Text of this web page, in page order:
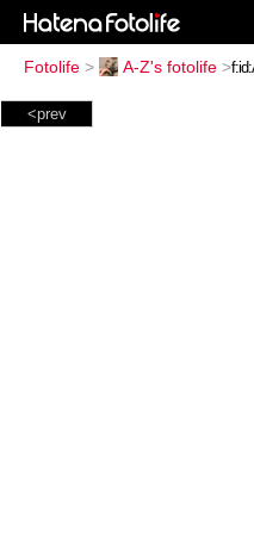
Fotolife > A-Z's fotolife >
<prev